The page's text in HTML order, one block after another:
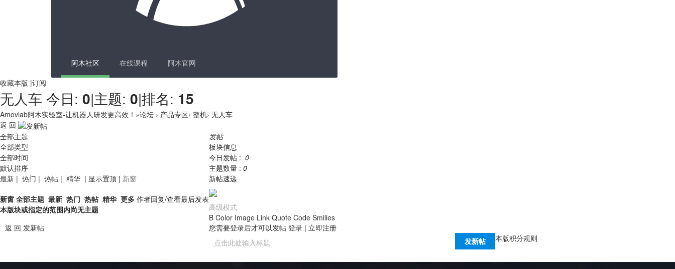
阿木社区 在线课程
阿木官网
收藏本版 |订阅
无人车 今日: 0|主题: 0|排名: 15
Amovlab阿木实验室-让机器人研发更高效！ »论坛 › 产品专区› 整机› 无人车
返 回
全部主题
全部类型
全部时间
默认排序
最新 | 热门 | 热帖 | 精华 | 显示置顶 | 新窗
新窗 全部主题 最新 热门 热帖 精华 更多 作者回复/查看最后发表
本版块或指定的范围内尚无主题
返 回 发新帖
发帖
板块信息
今日发帖 : 0
主题数量 : 0
新帖速递
高级模式
B Color Image Link Quote Code Smilies
您需要登录后才可以发帖 登录 | 立即注册
本版积分规则
发新帖